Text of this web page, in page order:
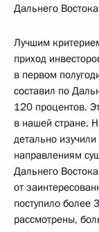
Дальнего
Лучшим
приход
в первом
составил по
120 процентов.
в нашей стране.
детально
направлениям
Дальнего
от
поступило
рассмотрены,